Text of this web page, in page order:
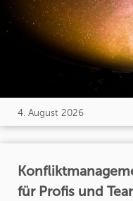
4. August 2026
für Profis und